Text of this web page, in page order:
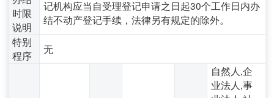
时限
说明
记机构应当自受理登记申请之日起30个工作日内办
结不动产登记手续，法律另有规定的除外。
特别
程序
无
自然人,企
业法人,事